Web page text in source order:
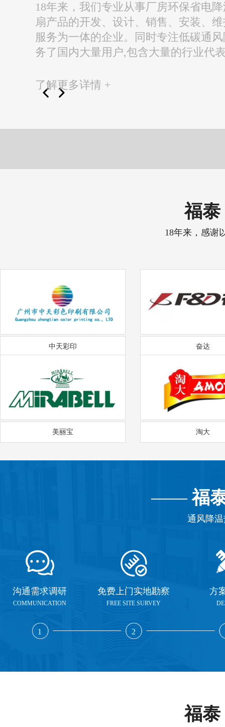
18年来，我们专业从事厂房环保省电
扇产品的开发、设计、销售、安装、
服务为一体的企业。同时专注低碳通
务了国内大量用户,包含大量的行业代
了解更多详情 +
福泰
18年来，感谢
中天彩印 奋达
美丽宝 淘大
——福
通风降
沟通需求调研
COMMUNICATION
1
免费上门实地勘察
FREE SITE SURVEY
2
方
福泰